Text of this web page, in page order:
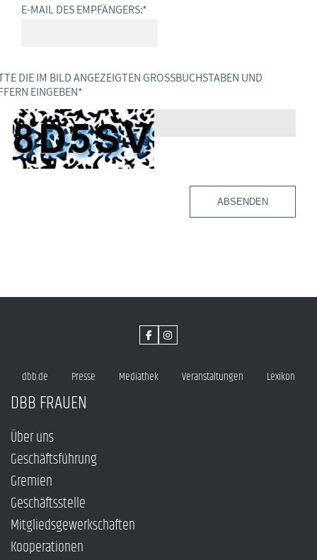
E-MAIL DES EMPFÄNGERS:*
DIE IM BILD ANGEZEIGTEN GROSSBUCHSTABEN UND Z
EINGEBEN *
ABSENDEN
dbb.de Presse Mediathek Veranstaltungen Lexikon
DBB FRAUEN
Über uns
Geschäftsführung
Gremien
Geschäftsstelle
Mitgliedsgewerkschaften
Kooperationen